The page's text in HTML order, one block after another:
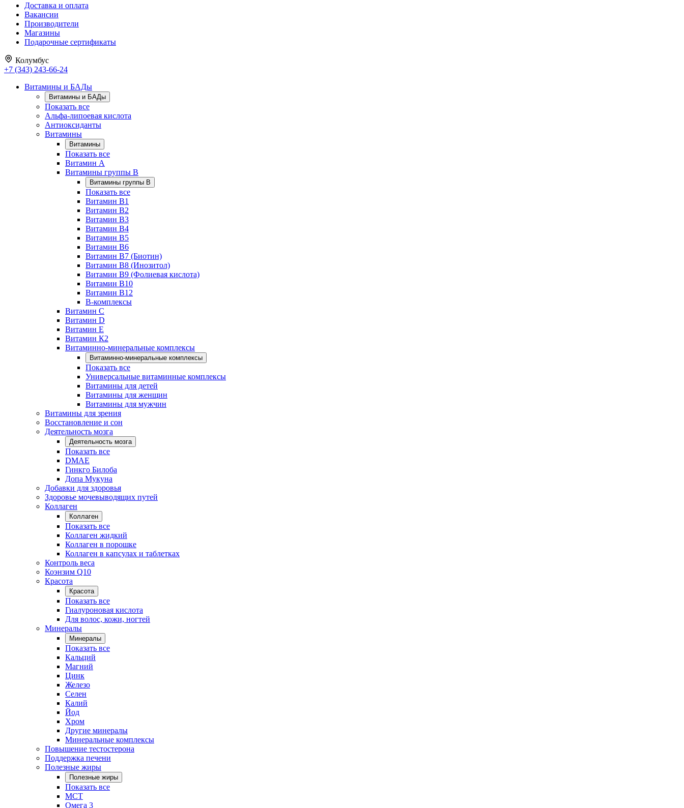
Доставка и оплата
Вакансии
Производители
Магазины
Подарочные сертификаты
Колумбус
+7 (343) 243-66-24
Витамины и БАДы
Витамины и БАДы
Показать все
Альфа-липоевая кислота
Антиоксиданты
Витамины
Витамины
Показать все
Витамин A
Витамины группы B
Витамины группы B
Показать все
Витамин B1
Витамин B2
Витамин B3
Витамин B4
Витамин B5
Витамин B6
Витамин B7 (Биотин)
Витамин B8 (Инозитол)
Витамин B9 (Фолиевая кислота)
Витамин B10
Витамин B12
B-комплексы
Витамин C
Витамин D
Витамин E
Витамин К2
Витаминно-минеральные комплексы
Витаминно-минеральные комплексы
Показать все
Универсальные витаминные комплексы
Витамины для детей
Витамины для женщин
Витамины для мужчин
Витамины для зрения
Восстановление и сон
Деятельность мозга
Деятельность мозга
Показать все
DMAE
Гинкго Билоба
Допа Мукуна
Добавки для здоровья
Здоровье мочевыводящих путей
Коллаген
Коллаген
Показать все
Коллаген жидкий
Коллаген в порошке
Коллаген в капсулах и таблетках
Контроль веса
Коэнзим Q10
Красота
Красота
Показать все
Гиалуроновая кислота
Для волос, кожи, ногтей
Минералы
Минералы
Показать все
Кальций
Магний
Цинк
Железо
Селен
Калий
Йод
Хром
Другие минералы
Минеральные комплексы
Повышение тестостерона
Поддержка печени
Полезные жиры
Полезные жиры
Показать все
MCT
Омега 3